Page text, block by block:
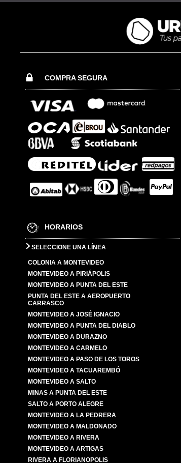
COMPRA SEGURA
HORARIOS
SELECCIONE UNA LÍNEA
COLONIA A MONTEVIDEO
MONTEVIDEO A PIRIÁPOLIS
MONTEVIDEO A PUNTA DEL ESTE
PUNTA DEL ESTE A AEROPUERTO
CARRASCO
MONTEVIDEO A JOSÉ IGNACIO
MONTEVIDEO A PUNTA DEL DIABLO
MONTEVIDEO A DURAZNO
MONTEVIDEO A CARMELO
MONTEVIDEO A PASO DE LOS TOROS
MONTEVIDEO A TACUAREMBÓ
MONTEVIDEO A SALTO
MINAS A PUNTA DEL ESTE
SALTO A PORTO ALEGRE
MONTEVIDEO A LA PEDRERA
MONTEVIDEO A MALDONADO
MONTEVIDEO A RIVERA
MONTEVIDEO A ARTIGAS
RIVERA A FLORIANOPOLIS